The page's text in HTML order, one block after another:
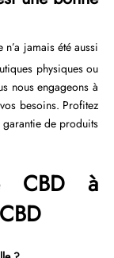
jamais été aussi
physiques ou
nous engageons à
besoins. Profitez
de produits
CBD à